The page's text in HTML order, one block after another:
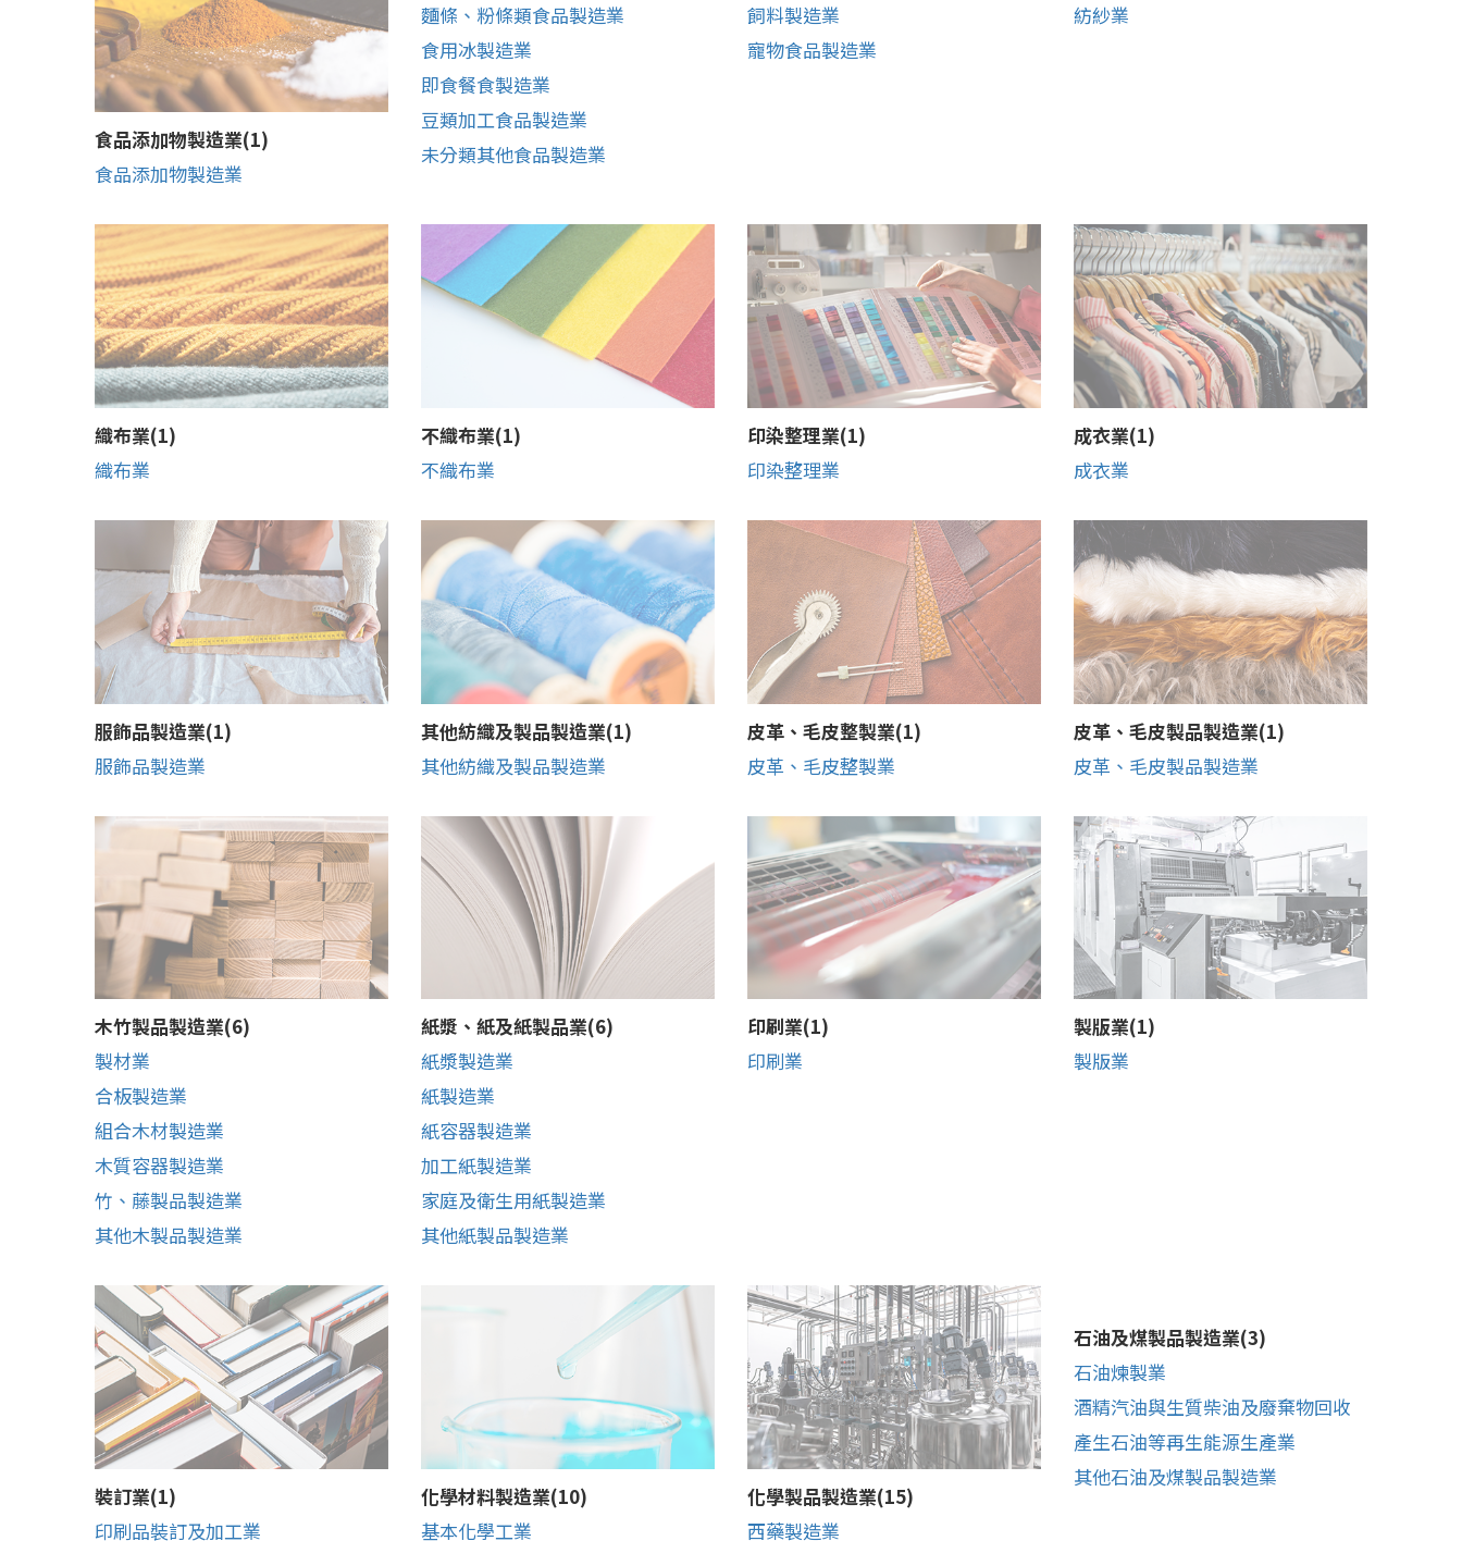
食品添加物製造業(1)
食品添加物製造業
麵條、粉條類食品製造業
食用冰製造業
即食餐食製造業
豆類加工食品製造業
未分類其他食品製造業
飼料製造業
寵物食品製造業
紡紗業
織布業(1)
織布業
不織布業(1)
不織布業
印染整理業(1)
印染整理業
成衣業(1)
成衣業
服飾品製造業(1)
服飾品製造業
其他紡織及製品製造業(1)
其他紡織及製品製造業
皮革、毛皮整製業(1)
皮革、毛皮整製業
皮革、毛皮製品製造業(1)
皮革、毛皮製品製造業
木竹製品製造業(6)
製材業
合板製造業
組合木材製造業
木質容器製造業
竹、藤製品製造業
其他木製品製造業
紙漿、紙及紙製品業(6)
紙漿製造業
紙製造業
紙容器製造業
加工紙製造業
家庭及衛生用紙製造業
其他紙製品製造業
印刷業(1)
印刷業
製版業(1)
製版業
裝訂業(1)
印刷品裝訂及加工業
化學材料製造業(10)
基本化學工業
化學製品製造業(15)
西藥製造業
石油及煤製品製造業(3)
石油煉製業
酒精汽油與生質柴油及廢棄物回收
產生石油等再生能源生產業
其他石油及煤製品製造業